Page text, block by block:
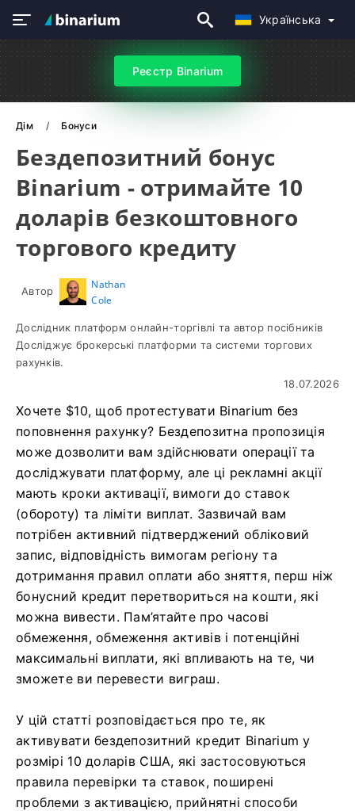
Українська
Реєстр Binarium
Дім Бонуси
Бездепозитний бонус
Binarium - отримайте 10
доларів безкоштовного
торгового кредиту
Автор
Nathan
Cole
Дослідник платформ онлайн-торгівлі та автор посібників
Досліджує брокерські платформи та системи торгових
рахунків.
18.07.2026
Хочете $10, щоб протестувати Binarium без
поповнення рахунку? Бездепозитна пропозиція
може дозволити вам здійснювати операції та
досліджувати платформу, але ці рекламні акції
мають кроки активації, вимоги до ставок
(обороту) та ліміти виплат. Зазвичай вам
потрібен активний підтверджений обліковий
запис, відповідність вимогам регіону та
дотримання правил оплати або зняття, перш ніж
бонусний кредит перетвориться на кошти, які
можна вивести. Пам’ятайте про часові
обмеження, обмеження активів і потенційні
максимальні виплати, які впливають на те, чи
зможете ви перевести виграш.
У цій статті розповідається про те, як
активувати бездепозитний кредит Binarium у
розмірі 10 доларів США, які застосовуються
правила перевірки та ставок, поширені
проблеми з активацією, прийнятні способи